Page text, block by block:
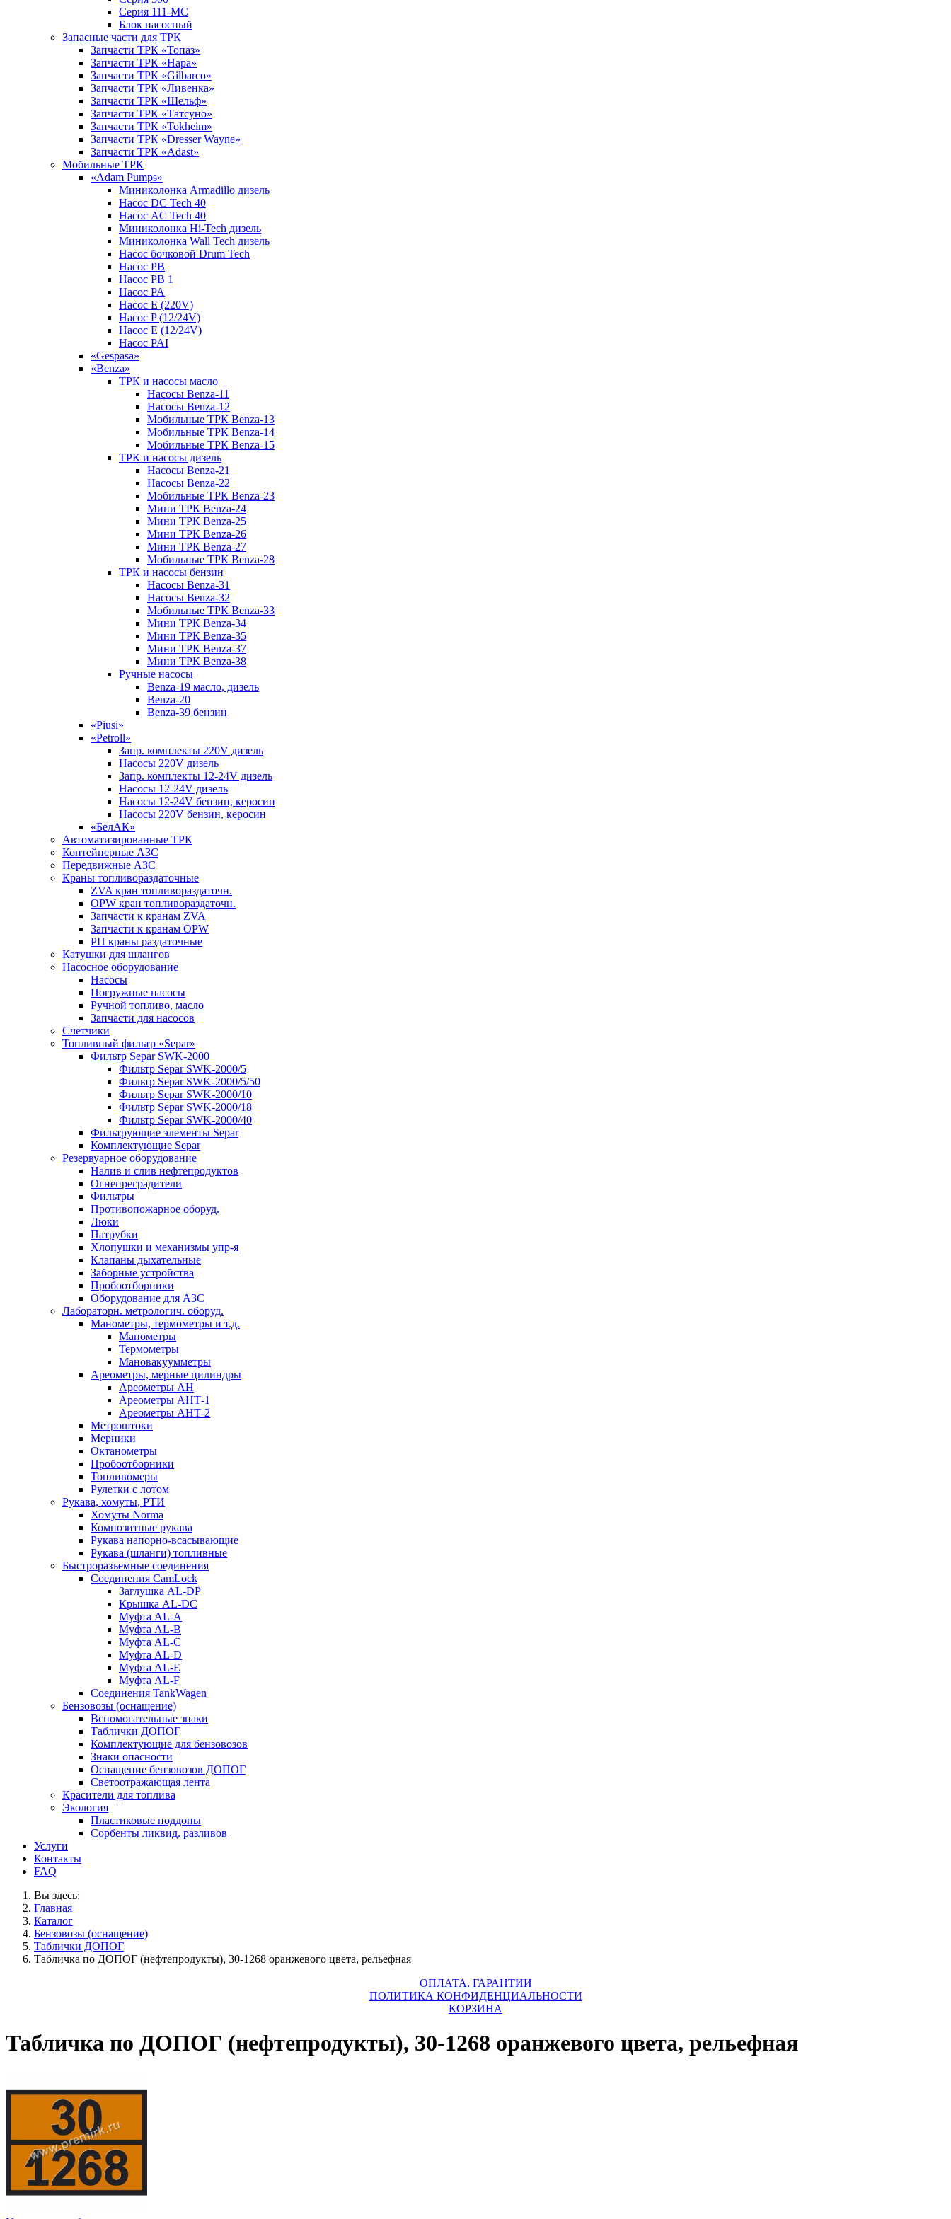
Серия 111-МС
Блок насосный
Запасные части для ТРК
Запчасти ТРК «Топаз»
Запчасти ТРК «Нара»
Запчасти ТРК «Gilbarco»
Запчасти ТРК «Ливенка»
Запчасти ТРК «Шельф»
Запчасти ТРК «Татсуно»
Запчасти ТРК «Tokheim»
Запчасти ТРК «Dresser Wayne»
Запчасти ТРК «Adast»
Мобильные ТРК
«Adam Pumps»
Миниколонка Armadillo дизель
Насос DC Tech 40
Насос AC Tech 40
Миниколонка Hi-Tech дизель
Миниколонка Wall Tech дизель
Насос бочковой Drum Tech
Насос PB
Насос PB 1
Насос PA
Насос E (220V)
Насос P (12/24V)
Насос E (12/24V)
Насос PAI
«Gespasa»
«Benza»
ТРК и насосы масло
Насосы Benza-11
Насосы Benza-12
Мобильные ТРК Benza-13
Мобильные ТРК Benza-14
Мобильные ТРК Benza-15
ТРК и насосы дизель
Насосы Benza-21
Насосы Benza-22
Мобильные ТРК Benza-23
Мини ТРК Benza-24
Мини ТРК Benza-25
Мини ТРК Benza-26
Мини ТРК Benza-27
Мобильные ТРК Benza-28
ТРК и насосы бензин
Насосы Benza-31
Насосы Benza-32
Мобильные ТРК Benza-33
Мини ТРК Benza-34
Мини ТРК Benza-35
Мини ТРК Benza-37
Мини ТРК Benza-38
Ручные насосы
Benza-19 масло, дизель
Benza-20
Benza-39 бензин
«Piusi»
«Petroll»
Запр. комплекты 220V дизель
Насосы 220V дизель
Запр. комплекты 12-24V дизель
Насосы 12-24V дизель
Насосы 12-24V бензин, керосин
Насосы 220V бензин, керосин
«БелАК»
Автоматизированные ТРК
Контейнерные АЗС
Передвижные АЗС
Краны топливораздаточные
ZVA кран топливораздаточн.
OPW кран топливораздаточн.
Запчасти к кранам ZVA
Запчасти к кранам OPW
РП краны раздаточные
Катушки для шлангов
Насосное оборудование
Насосы
Погружные насосы
Ручной топливо, масло
Запчасти для насосов
Счетчики
Топливный фильтр «Separ»
Фильтр Separ SWK-2000
Фильтр Separ SWK-2000/5
Фильтр Separ SWK-2000/5/50
Фильтр Separ SWK-2000/10
Фильтр Separ SWK-2000/18
Фильтр Separ SWK-2000/40
Фильтрующие элементы Separ
Комплектующие Separ
Резервуарное оборудование
Налив и слив нефтепродуктов
Огнепреградители
Фильтры
Противопожарное оборуд.
Люки
Патрубки
Хлопушки и механизмы упр-я
Клапаны дыхательные
Заборные устройства
Пробоотборники
Оборудование для АЗС
Лабораторн. метрологич. оборуд.
Манометры, термометры и т.д.
Манометры
Термометры
Мановакуумметры
Ареометры, мерные цилиндры
Ареометры АН
Ареометры АНТ-1
Ареометры АНТ-2
Метроштоки
Мерники
Октанометры
Пробоотборники
Топливомеры
Рулетки с лотом
Рукава, хомуты, РТИ
Хомуты Norma
Композитные рукава
Рукава напорно-всасывающие
Рукава (шланги) топливные
Быстроразъемные соединения
Соединения CamLock
Заглушка AL-DP
Крышка AL-DC
Муфта AL-A
Муфта AL-B
Муфта AL-C
Муфта AL-D
Муфта AL-E
Муфта AL-F
Соединения TankWagen
Бензовозы (оснащение)
Вспомогательные знаки
Таблички ДОПОГ
Комплектующие для бензовозов
Знаки опасности
Оснащение бензовозов ДОПОГ
Светоотражающая лента
Красители для топлива
Экология
Пластиковые поддоны
Сорбенты ликвид. разливов
Услуги
Контакты
FAQ
Вы здесь:
Главная
Каталог
Бензовозы (оснащение)
Таблички ДОПОГ
Табличка по ДОПОГ (нефтепродукты), 30-1268 оранжевого цвета, рельефная
ОПЛАТА. ГАРАНТИИ
ПОЛИТИКА КОНФИДЕНЦИАЛЬНОСТИ
КОРЗИНА
Табличка по ДОПОГ (нефтепродукты), 30-1268 оранжевого цвета, рельефная